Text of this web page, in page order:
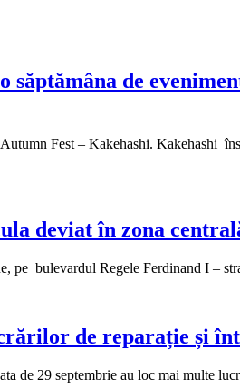
de
Fest – Kakehashi. Kakehashi
deviat în zona
pe bulevardul Regele Ferdinand I –
de reparație și
de 29 septembrie au loc mai multe